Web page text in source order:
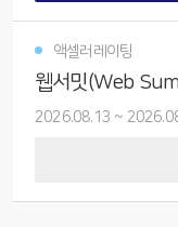
액셀러레이팅
웹서밋(Web
2026.08.13 ~